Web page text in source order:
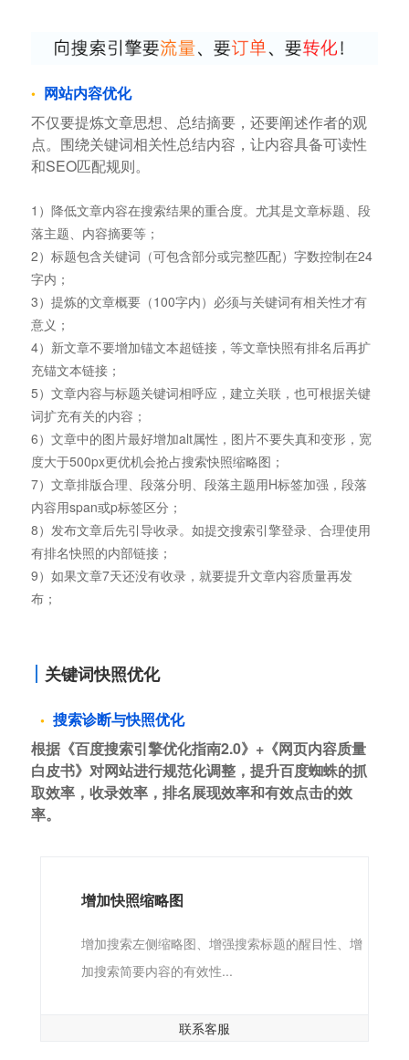
网站内容优化
不仅要提炼文章思想、总结摘要，还要阐述作者的观
点。围绕关键词相关性总结内容，让内容具备可读性
和SEO匹配规则。
1）降低文章内容在搜索结果的重合度。尤其是文章标题、段
落主题、内容摘要等；
2）标题包含关键词（可包含部分或完整匹配）字数控制在24
字内；
3）提炼的文章概要（100字内）必须与关键词有相关性才有
意义；
4）新文章不要增加锚文本超链接，等文章快照有排名后再扩
充锚文本链接；
5）文章内容与标题关键词相呼应，建立关联，也可根据关键
词扩充有关的内容；
6）文章中的图片最好增加alt属性，图片不要失真和变形，宽
度大于500px更优机会抢占搜索快照缩略图；
7）文章排版合理、段落分明、段落主题用H标签加强，段落
内容用span或p标签区分；
8）发布文章后先引导收录。如提交搜索引擎登录、合理使用
有排名快照的内部链接；
9）如果文章7天还没有收录，就要提升文章内容质量再发
布；
关键词快照优化
搜索诊断与快照优化
根据《百度搜索引擎优化指南2.0》+《网页内容质量
白皮书》对网站进行规范化调整，提升百度蜘蛛的抓
取效率，收录效率，排名展现效率和有效点击的效
率。
增加快照缩略图
增加搜索左侧缩略图、增强搜索标题的醒目性、增
加搜索简要内容的有效性...
联系客服